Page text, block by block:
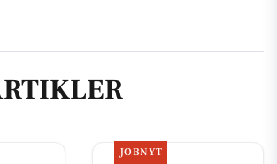
JOBNYT